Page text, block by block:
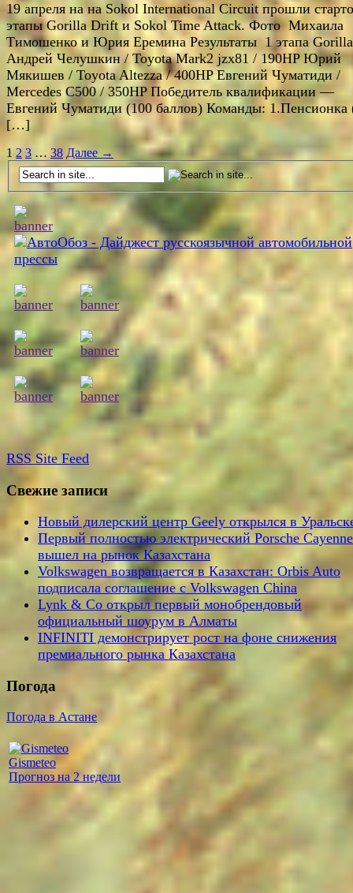
19 апреля на на Sokol International Circuit прошли
этапы Gorilla Drift и Sokol Time Attack. Фото Михаила
Тимошенко и Юрия Еремина Результаты 1 этапа
Андрей Челушкин / Toyota Mark2 jzx81 / 190HP Юрий
Мякишев / Toyota Altezza / 400HP Евгений Чуматиди /
Mercedes C500 / 350HP Победитель квалификации —
Евгений Чуматиди (100 баллов) Команды: 1.Пенсионка
[…]
1 2 3 … 38 Далее →
RSS Site Feed
Свежие записи
Новый дилерский центр Geely открылся в
Первый полностью электрический Porsche Cayenne
вышел на рынок Казахстана
Volkswagen возвращается в Казахстан: Orbis Auto
подписала соглашение с Volkswagen China
Lynk & Co открыл первый монобрендовый
официальный шоурум в Алматы
INFINITI демонстрирует рост на фоне снижения
премиального рынка Казахстана
Погода
Погода в Астане
Gismeteo
Прогноз на 2 недели